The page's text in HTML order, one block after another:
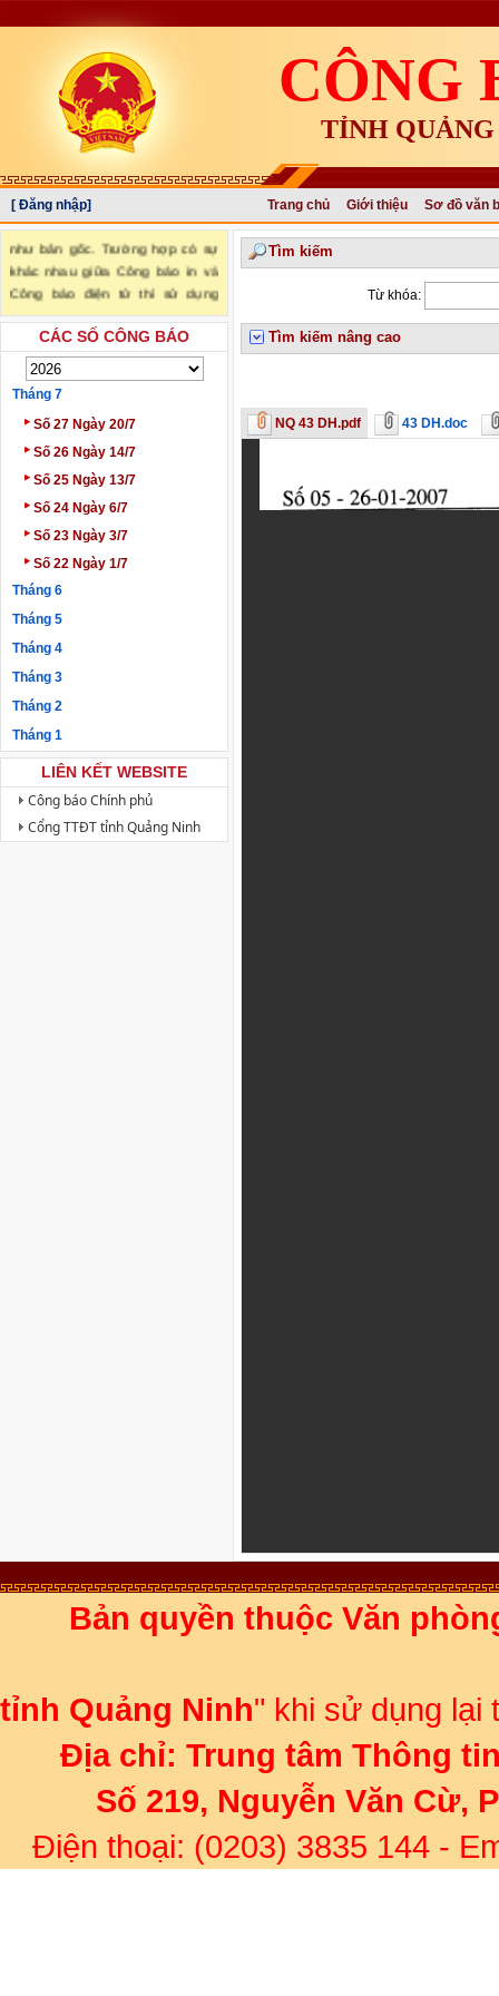
CÔNG
TỈNH
[ Đăng nhập] Trang chủ Giới thiệu Sơ đồ văn
"Văn bản đăng trên Công báo là
văn bản chính thức và có giá trị
như bản gốc. Trường hợp có sự
khác nhau giữa Công báo in và
Công báo điện tử thì sử dụng
Công báo in làm căn cứ chính
thức." (trích Nghị định số
34/2016/NĐ-CP ngày 14/05/2016
của Chính phủ)
CÁC SỐ CÔNG BÁO
Tháng 7
‣ Số 27 Ngày 20/7
‣ Số 26 Ngày 14/7
‣ Số 25 Ngày 13/7
‣ Số 24 Ngày 6/7
‣ Số 23 Ngày 3/7
‣ Số 22 Ngày 1/7
Tháng 6
Tháng 5
Tháng 4
Tháng 3
Tháng 2
Tháng 1
LIÊN KẾT WEBSITE
Công báo Chính phủ
Cổng TTĐT tỉnh Quảng Ninh
Tìm kiếm
Từ khóa:
Tìm kiếm nâng cao
NQ 43 DH.pdf 43 DH.doc
Bản quyền thuộc Văn
tỉnh Quảng Ninh" khi sử dụng lại
Địa chỉ: Trung tâm Thông
Số 219, Nguyễn Văn Cừ,
Điện thoại: (0203) 3835 144 -